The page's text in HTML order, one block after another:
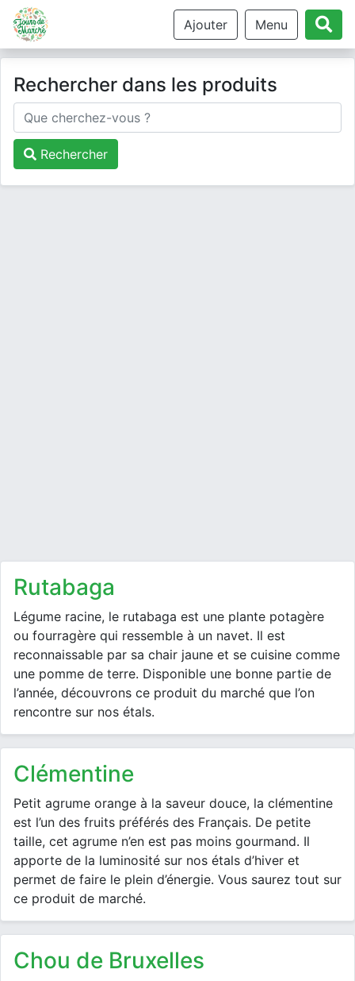
Ajouter Menu
Rechercher dans les produits
Rechercher
rutabaga
Légume racine, le rutabaga est une plante potagère
ou fourragère qui ressemble à un navet. Il est
reconnaissable par sa chair jaune et se cuisine comme
une pomme de terre. Disponible une bonne partie de
l’année, découvrons ce produit du marché que l’on
rencontre sur nos étals.
clémentine
Petit agrume orange à la saveur douce, la clémentine
est l’un des fruits préférés des Français. De petite
taille, cet agrume n’en est pas moins gourmand. Il
apporte de la luminosité sur nos étals d’hiver et
permet de faire le plein d’énergie. Vous saurez tout sur
ce produit de marché.
chou de Bruxelles